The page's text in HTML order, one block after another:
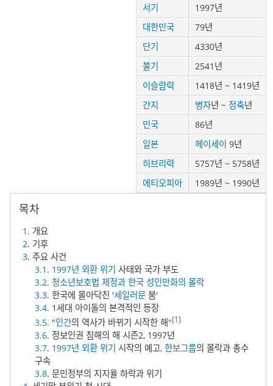
서기
1997년
대한민국
79년
단기
4330년
불기
2541년
이슬람력
1418년 ~ 1419년
간지
병자년 ~ 정축년
민국
86년
일본
헤이세이 9년
히브리력
5757년 ~ 5758년
에티오피아
1989년 ~ 1990년
1 . 개요
2. 기후
3. 주요 사건
3.1 . 1997년 외환 위기 사태와 국가 부도
3.2. 청소년보호법 제정과 한국 성인만화의 몰락
3.3. 한국에 몰아닥친 '세일러문 붐'
3.4. 1세대 아이돌의 본격적인 등장
3.5. "인간의 역사가 바뀌기 시작한 해"[1]
3.6. 정보인권 침해의 해 시즌2, 1997년
3.7. 1997년 외환 위기 시작의 예고,한보그룹의 몰락과 총수
구속
3.8. 문민정부의 지지율 하락과 위기